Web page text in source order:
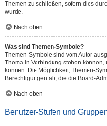
Themen zu schließen, sofern dies
wurde.
Nach oben
Was sind Themen-Symbole?
Themen-Symbole sind vom Autor
Thema in Verbindung stehen
können. Die Möglichkeit, Themen-
Berechtigungen ab, die die Board-
Nach oben
Benutzer-Stufen und Gruppen